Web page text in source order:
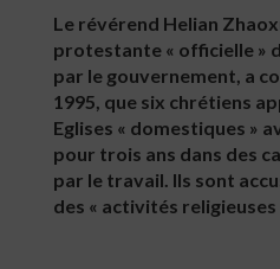
Le révérend Helian
protestante « officielle »
par le gouvernement, a
1995, que six chrétiens
Eglises « domestiques »
pour trois ans dans des
par le travail. Ils sont
des « activités religieuses